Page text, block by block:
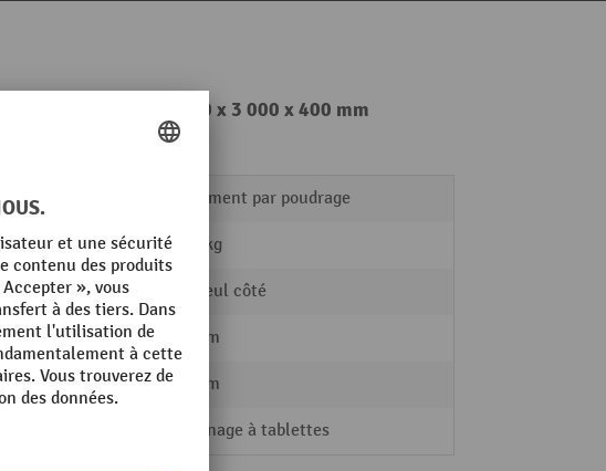
250 kg, HxlxP 2 000 x 3 000 x 400 mm
revêtement par poudrage
28,92 kg
d'un seul côté
436 mm
400 mm
Rayonnage à tablettes